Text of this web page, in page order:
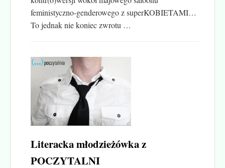
feministyczno-genderowego z superKOBIETAMI…
To jednak nie koniec zwrotu …
Literacka młodzieżówka z
POCZYTALNI